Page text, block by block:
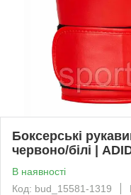
Боксерські
червоно/білі |
В наявності
Код: bud_15581-1319